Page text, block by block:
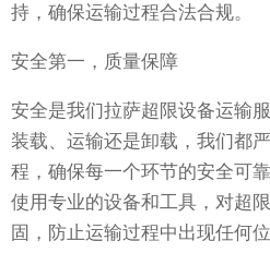
持，确保运输过程合法合规。
安全第一，质量保障
安全是我们拉萨超限设备运输
装载、运输还是卸载，我们都
程，确保每一个环节的安全可
使用专业的设备和工具，对超
固，防止运输过程中出现任何